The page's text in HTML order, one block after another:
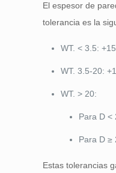
El espesor de
tolerancia es la
WT. < 3.5:
WT. 3.5-20:
WT. > 20:
Para D <
Para D ≥
Estas tolerancias